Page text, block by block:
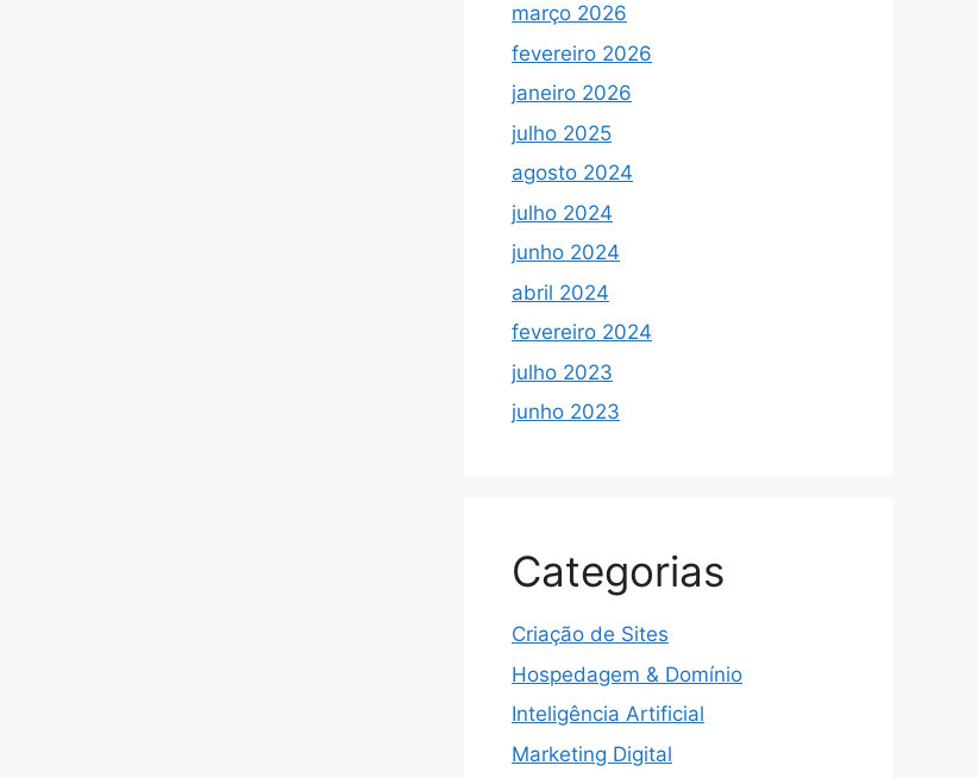
março 2026
fevereiro 2026
janeiro 2026
julho 2025
agosto 2024
julho 2024
junho 2024
abril 2024
fevereiro 2024
julho 2023
junho 2023
Categorias
Criação de Sites
Hospedagem & Domínio
Inteligência Artificial
Marketing Digital